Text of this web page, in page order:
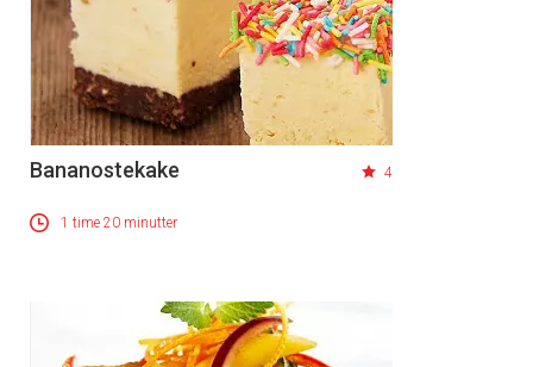
Bananostekake 4
1 time 20 minutter